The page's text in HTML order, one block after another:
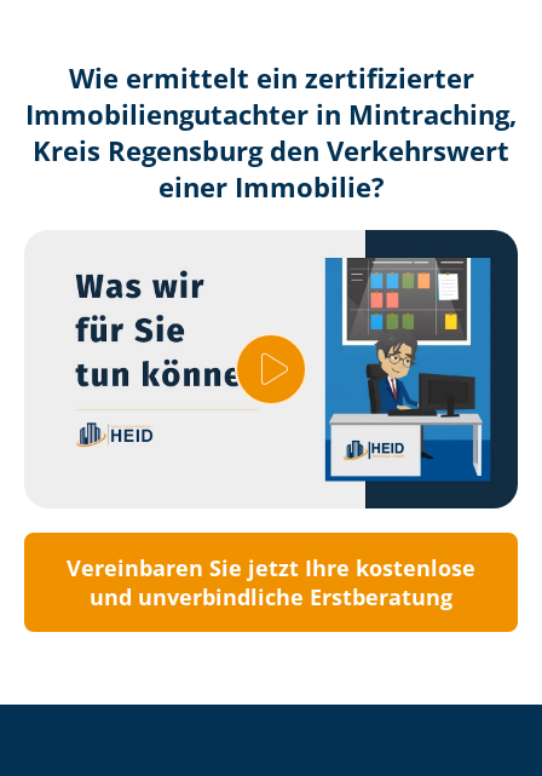
Wie ermittelt ein zertifizierter
Immobilien­gutachter in Mintraching,
Kreis Regensburg den Verkehrswert
einer Immobilie?
Vereinbaren Sie jetzt Ihre kostenlose
und unverbindliche Erstberatung